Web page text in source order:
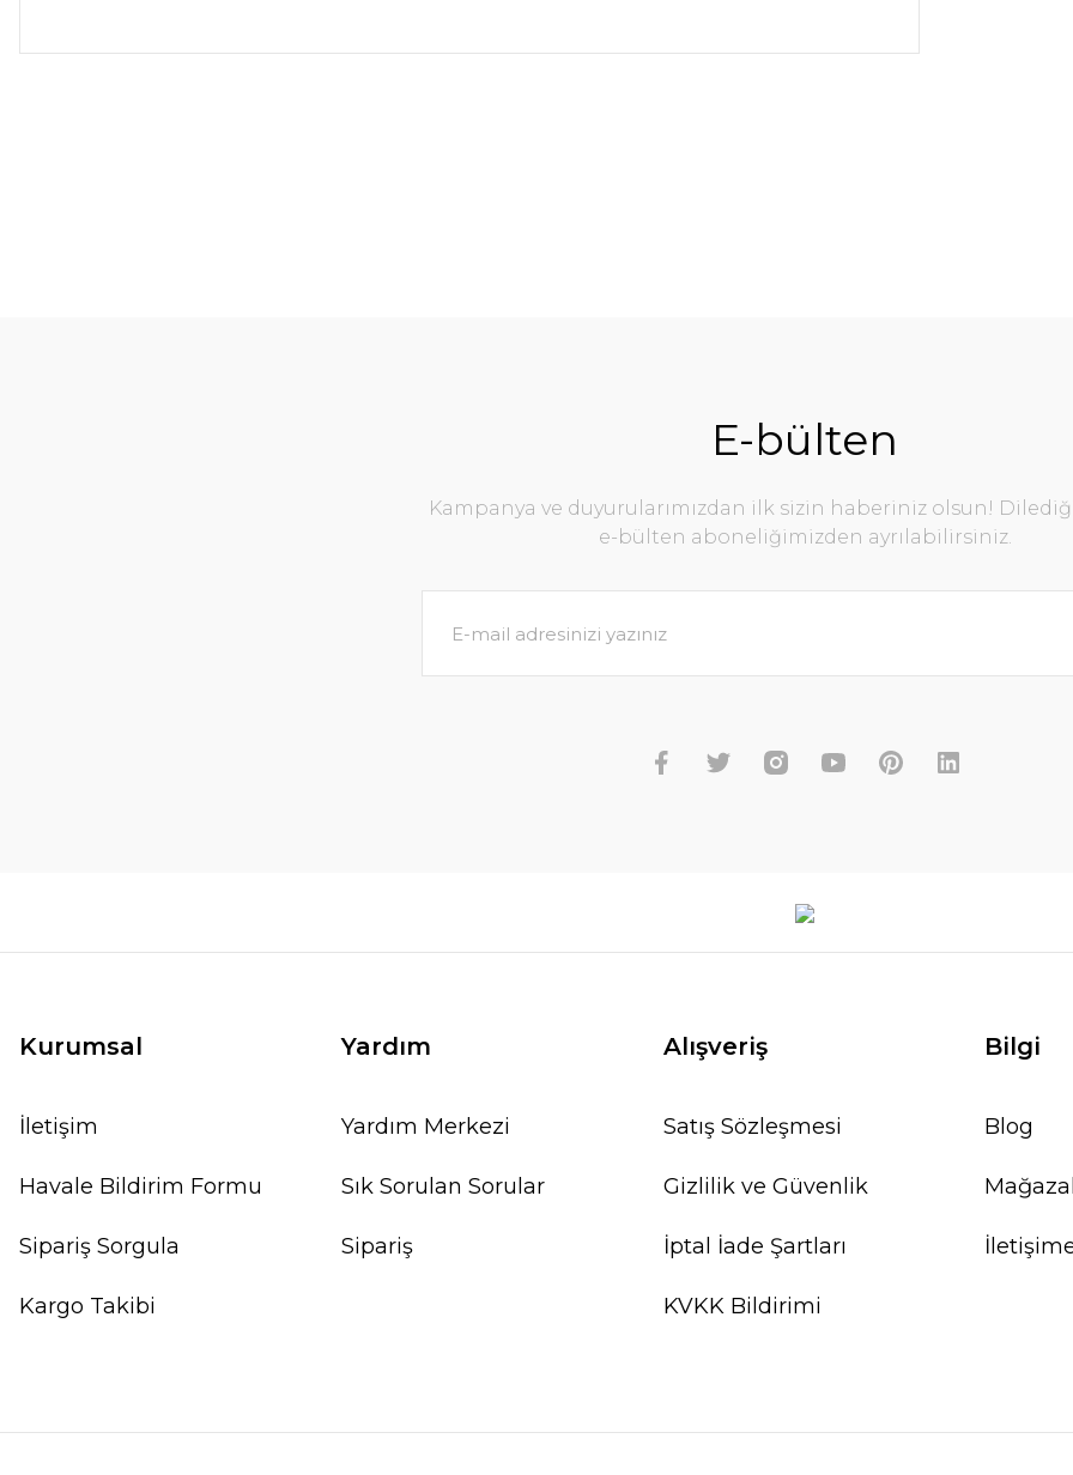
E-bülten
Kampanya ve duyurularımızdan ilk sizin haberiniz olsun!
e-bülten aboneliğimizden ayrılabilirsiniz.
Kurumsal
İletişim
Havale Bildirim Formu
Sipariş Sorgula
Kargo Takibi
Yardım
Yardım Merkezi
Sık Sorulan Sorular
Sipariş
Alışveriş
Satış Sözleşmesi
Gizlilik ve Güvenlik
İptal İade Şartları
KVKK Bildirimi
Bilgi
Blog